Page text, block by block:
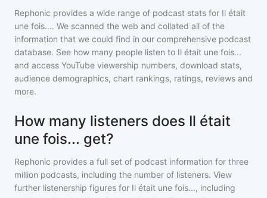
Rephonic provides a wide range of podcast stats for Il était
une fois.... We scanned the web and collated all of the
information that we could find in our comprehensive podcast
database. See how many people listen to Il était une fois...
and access YouTube viewership numbers, download stats,
audience demographics, chart rankings, ratings, reviews and
more.
How many listeners does Il était
une fois... get?
Rephonic provides a full set of podcast information for three
million podcasts, including the number of listeners. View
further listenership figures for Il était une fois..., including